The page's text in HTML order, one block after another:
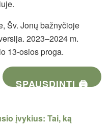
Šv. Jonų bažnyčioje
2023–2024 m.
13-osios proga.
SPAUSDINTI 🖨
įvykius: Tai, ką